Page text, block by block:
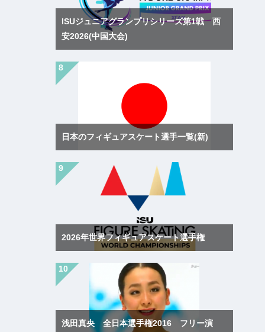
ISUジュニアグランプリシリーズ第1戦 西
安2026(中国大会)
日本のフィギュアスケート選手一覧(新)
2026年世界フィギュアスケート選手権
浅田真央 全日本選手権2016 フリー演